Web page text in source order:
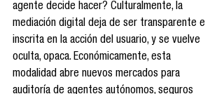
agente decide hacer? Culturalmente, la
mediación digital deja de ser transparente e
inscrita en la acción del usuario, y se vuelve
oculta, opaca. Económicamente, esta
modalidad abre nuevos mercados para
auditoría de agentes autónomos, seguros